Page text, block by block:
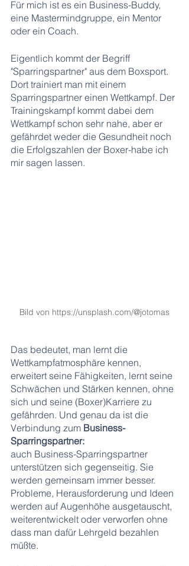
Für mich ist es ein Business-Buddy,
eine Mastermindgruppe, ein Mentor
oder ein Coach.
Eigentlich kommt der Begriff
"Sparringspartner" aus dem Boxsport.
Dort trainiert man mit einem
Sparringspartner einen Wettkampf. Der
Trainingskampf kommt dabei dem
Wettkampf schon sehr nahe, aber er
gefährdet weder die Gesundheit noch
die Erfolgszahlen der Boxer-habe ich
mir sagen lassen.
Bild von https://unsplash.com/@jotomas
Das bedeutet, man lernt die
Wettkampfatmosphäre kennen,
erweitert seine Fähigkeiten, lernt seine
Schwächen und Stärken kennen, ohne
sich und seine (Boxer)Karriere zu
gefährden. Und genau da ist die
Verbindung zum Business-
Sparringspartner:
auch Business-Sparringspartner
unterstützen sich gegenseitig. Sie
werden gemeinsam immer besser.
Probleme, Herausforderung und Ideen
werden auf Augenhöhe ausgetauscht,
weiterentwickelt oder verworfen ohne
dass man dafür Lehrgeld bezahlen
müßte.